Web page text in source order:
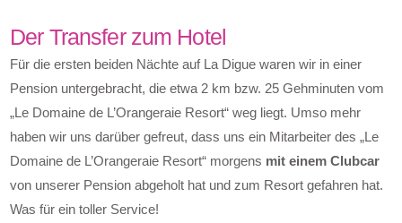
Der Transfer zum Hotel
Für die ersten beiden Nächte auf La Digue waren wir in einer
Pension untergebracht, die etwa 2 km bzw. 25 Gehminuten vom
„Le Domaine de L’Orangeraie Resort“ weg liegt. Umso mehr
haben wir uns darüber gefreut, dass uns ein Mitarbeiter des „Le
Domaine de L’Orangeraie Resort“ morgens mit einem Clubcar
von unserer Pension abgeholt hat und zum Resort gefahren hat.
Was für ein toller Service!